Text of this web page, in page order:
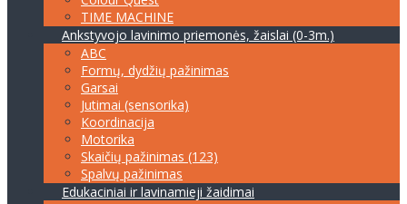
TIME MACHINE
Ankstyvojo lavinimo priemonės, žaislai (0-3m.)
ABC
Formų, dydžių pažinimas
Garsai
Jutimai (sensorika)
Koordinacija
Motorika
Skaičių pažinimas (123)
Spalvų pažinimas
Edukaciniai ir lavinamieji žaidimai